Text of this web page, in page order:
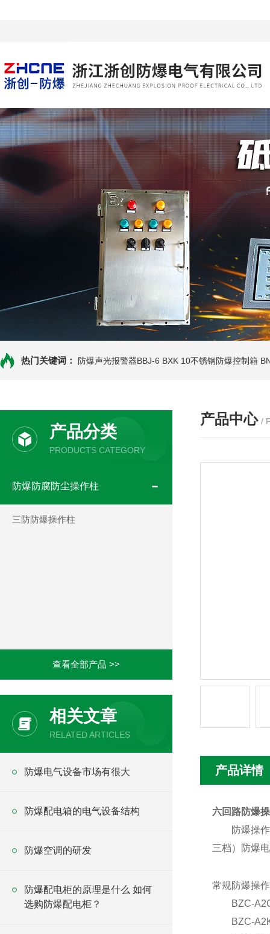
热门关键词： 防爆声光报警器BBJ-6 BXK 10不锈钢防爆控制箱
产品分类
PRODUCTS CATEGORY
防爆防腐防尘操作柱
三防防爆操作柱
查看全部产品 >>
相关文章
RELATED ARTICLES
防爆电气设备市场有很大
防爆配电箱的电气设备结构
防爆空调的研发
防爆配电柜的原理是什么 如何
选购防爆配电柜？
产品中心 /
产品详情
六回路防爆
防爆操作柱
三档）防爆
常规防爆操
BZC-A2G
BZC-